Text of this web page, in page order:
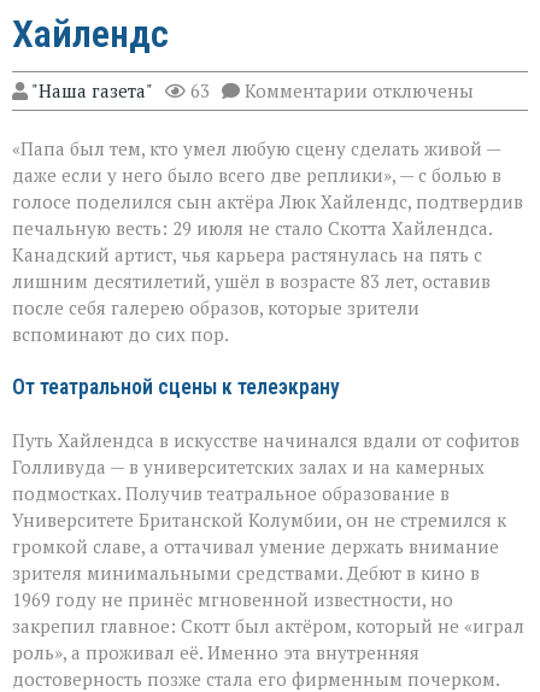
Хайлендс
"Наша газета" 63 Комментарии к
записи
умел
делать
второстепенное
незабываемым»:
ушёл
Скотт
Хайлендс
отключены
«Папа был тем, кто умел любую сцену сделать живой —
даже если у него было всего две реплики», — с болью в
голосе поделился сын актёра Люк Хайлендс, подтвердив
печальную весть: 29 июля не стало Скотта Хайлендса.
Канадский артист, чья карьера растянулась на пять с
лишним десятилетий, ушёл в возрасте 83 лет, оставив
после себя галерею образов, которые зрители
вспоминают до сих пор.
От театральной сцены к телеэкрану
Путь Хайлендса в искусстве начинался вдали от софитов
Голливуда — в университетских залах и на камерных
подмостках. Получив театральное образование в
Университете Британской Колумбии, он не стремился к
громкой славе, а оттачивал умение держать внимание
зрителя минимальными средствами. Дебют в кино в
1969 году не принёс мгновенной известности, но
закрепил главное: Скотт был актёром, который не «играл
роль», а проживал её. Именно эта внутренняя
достоверность позже стала его фирменным почерком.